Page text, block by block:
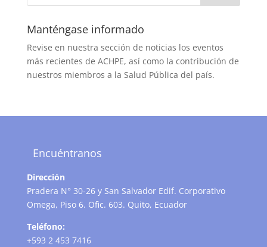
Manténgase informado
Revise en nuestra sección de noticias los eventos
más recientes de ACHPE, así como la contribución de
nuestros miembros a la Salud Pública del país.
Encuéntranos
Dirección
Pradera N° 30-26 y San Salvador Edif. Corporativo
Omega, Piso 6. Ofic. 603. Quito, Ecuador
Teléfono:
+593 2 453 7416